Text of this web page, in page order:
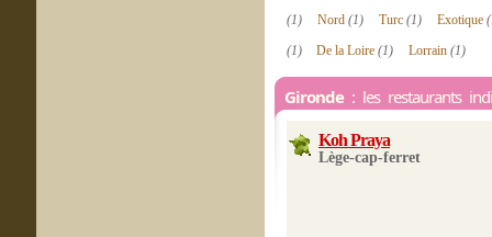
(1)
Nord(1) Turc(1) Exotique
(1)
De la Loire(1) Lorrain (1)
Gironde : les restaurants
Koh Praya
Lège-cap-ferret